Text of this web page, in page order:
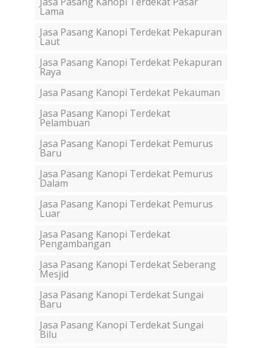
Lama
Jasa Pasang Kanopi Terdekat Pekapuran
Laut
Jasa Pasang Kanopi Terdekat Pekapuran
Raya
Jasa Pasang Kanopi Terdekat Pekauman
Jasa Pasang Kanopi Terdekat
Pelambuan
Jasa Pasang Kanopi Terdekat Pemurus
Baru
Jasa Pasang Kanopi Terdekat Pemurus
Dalam
Jasa Pasang Kanopi Terdekat Pemurus
Luar
Jasa Pasang Kanopi Terdekat
Pengambangan
Jasa Pasang Kanopi Terdekat Seberang
Mesjid
Jasa Pasang Kanopi Terdekat Sungai
Baru
Jasa Pasang Kanopi Terdekat Sungai
Bilu